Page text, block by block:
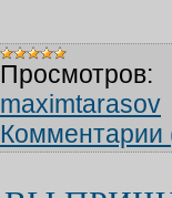
Просмотров:
maximtarasov
Комментарии